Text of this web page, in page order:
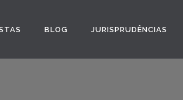
BLOG JURISPRUDÊNCIAS